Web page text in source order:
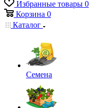
Избранные товары 0
Корзина 0
Каталог
Семена